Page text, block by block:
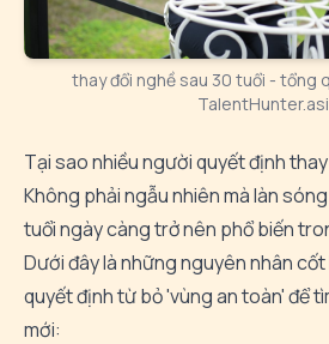
thay đổi nghề sau 30 tuổi - tổng
Tại sao nhiều người quyết định
Không phải ngẫu nhiên mà làn
tuổi ngày càng trở nên phổ biến
Dưới đây là những nguyên nhân
quyết định từ bỏ 'vùng an toàn' để
mới: